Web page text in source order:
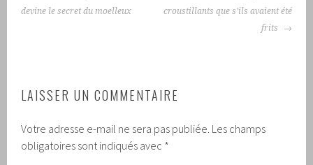
devine le secret du moelleux
croustillants que s’ils avaient été
frits
LAISSER UN COMMENTAIRE
Votre adresse e-mail ne sera pas publiée. Les champs
obligatoires sont indiqués avec *